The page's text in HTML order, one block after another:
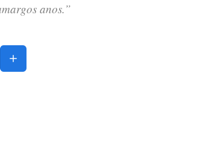
anos.”